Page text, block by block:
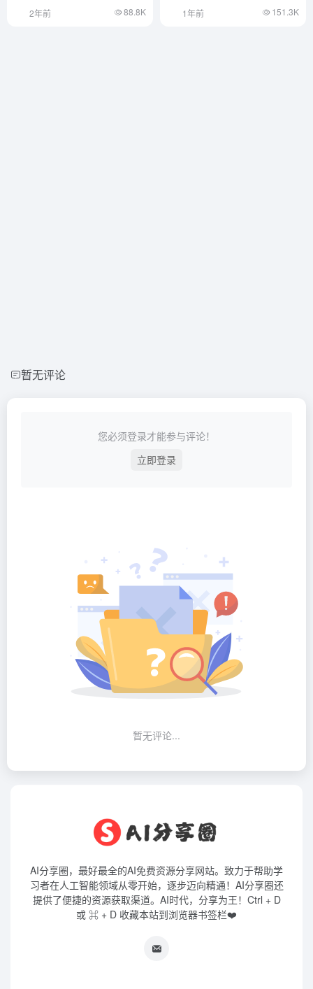
2年前 88.8K 1年前 151.3K
暂无评论
您必须登录才能参与评论！
立即登录
暂无评论...
AI分享圈，最好最全的AI免费资源分享网站。致力于帮助学
习者在人工智能领域从零开始，逐步迈向精通！AI分享圈还
提供了便捷的资源获取渠道。AI时代，分享为王！Ctrl + D
或 ⌘ + D 收藏本站到浏览器书签栏❤️